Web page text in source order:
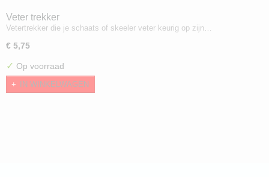
Veter trekker
Vetertrekker die je schaats of skeeler veter keurig op zijn…
€ 5,75
✓ Op voorraad
IN WINKELWAGEN